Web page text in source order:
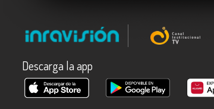
Descarga la app